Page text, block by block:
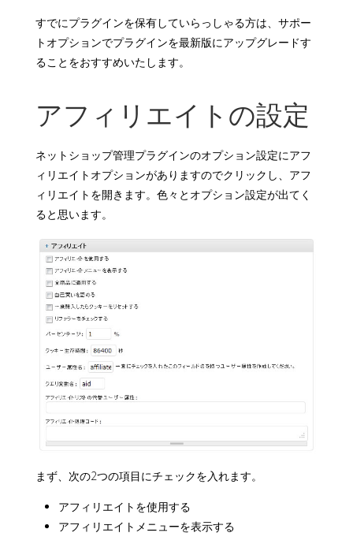
すでにプラグインを保有していらっしゃる方は、サポー
トオプションでプラグインを最新版にアップグレードす
ることをおすすめいたします。
アフィリエイトの設定
ネットショップ管理プラグインのオプション設定にアフ
ィリエイトオプションがありますのでクリックし、アフ
ィリエイトを開きます。色々とオプション設定が出てく
ると思います。
まず、次の2つの項目にチェックを入れます。
アフィリエイトを使用する
アフィリエイトメニューを表示する